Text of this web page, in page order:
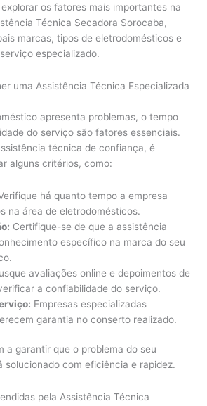
os fatores mais importantes na
Técnica Secadora Sorocaba,
marcas, tipos de eletrodomésticos e
especializado.
uma Assistência Técnica Especializada
apresenta problemas, o tempo
do serviço são fatores essenciais.
técnica de confiança, é
alguns critérios, como:
há quanto tempo a empresa
na área de eletrodomésticos.
Certifique-se de que a assistência
específico na marca do seu
avaliações online e depoimentos de
a confiabilidade do serviço.
Empresas especializadas
garantia no conserto realizado.
a garantir que o problema do seu
solucionado com eficiência e rapidez.
pela Assistência Técnica